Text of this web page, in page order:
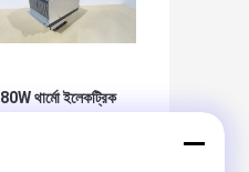
80W থার্মো ইলেকট্রিক